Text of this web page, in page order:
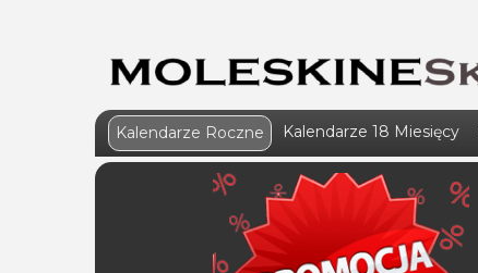
Kalendarze Roczne Kalendarze 18 Miesięcy